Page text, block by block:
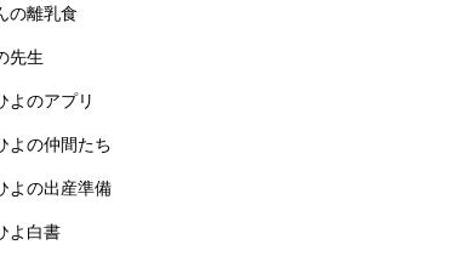
の離乳食
先生
よのアプリ
よの仲間たち
よの出産準備
よ白書